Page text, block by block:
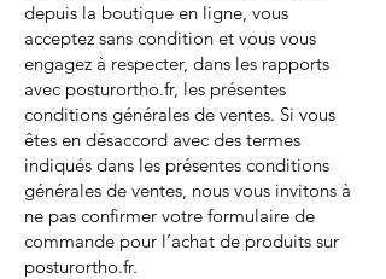
depuis la boutique en ligne, vous
acceptez sans condition et vous vous
engagez à respecter, dans les rapports
avec posturortho.fr, les présentes
conditions générales de ventes. Si vous
êtes en désaccord avec des termes
indiqués dans les présentes conditions
générales de ventes, nous vous invitons à
ne pas confirmer votre formulaire de
commande pour l’achat de produits sur
posturortho.fr.